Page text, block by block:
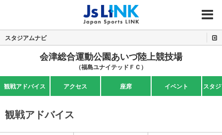
MENU
スタジアムナビ
会津総合運動公園あいづ陸上競技場
（福島ユナイテッドＦＣ）
観戦アドバイス アクセス 座席 イベント スタ
観戦アドバイス